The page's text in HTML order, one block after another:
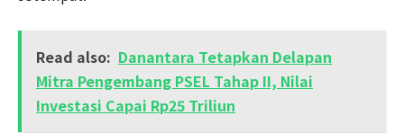
Read also: Danantara Tetapkan Delapan
Mitra Pengembang PSEL Tahap II, Nilai
Investasi Capai Rp25 Triliun